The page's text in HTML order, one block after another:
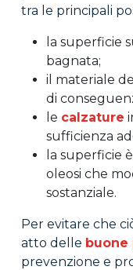
tra le principali
la superficie
bagnata;
il materiale
di
le calzature
sufficienza
la superficie
oleosi che
sostanziale.
Per evitare che
atto delle buone
prevenzione e